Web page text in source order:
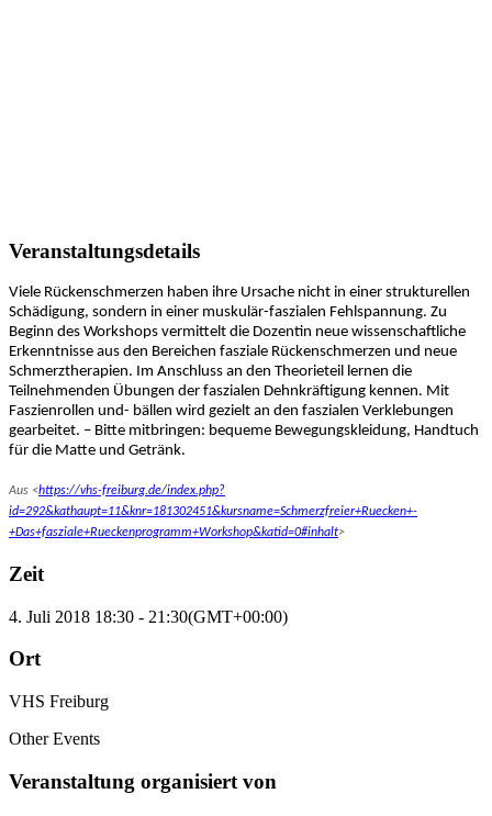
Veranstaltungsdetails
Viele Rückenschmerzen haben ihre Ursache nicht in einer strukturellen
Schädigung, sondern in einer muskulär-faszialen Fehlspannung. Zu
Beginn des Workshops vermittelt die Dozentin neue wissenschaftliche
Erkenntnisse aus den Bereichen fasziale Rückenschmerzen und neue
Schmerztherapien. Im Anschluss an den Theorieteil lernen die
Teilnehmenden Übungen der faszialen Dehnkräftigung kennen. Mit
Faszienrollen und- bällen wird gezielt an den faszialen Verklebungen
gearbeitet. – Bitte mitbringen: bequeme Bewegungskleidung, Handtuch
für die Matte und Getränk.
Aus <https://vhs-freiburg.de/index.php?
id=292&kathaupt=11&knr=181302451&kursname=Schmerzfreier+Ruecken+-
+Das+fasziale+Rueckenprogramm+Workshop&katid=0#inhalt>
Zeit
4. Juli 2018 18:30 - 21:30(GMT+00:00)
Ort
VHS Freiburg
Other Events
Veranstaltung organisiert von